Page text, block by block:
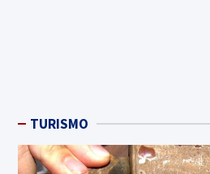
TURISMO